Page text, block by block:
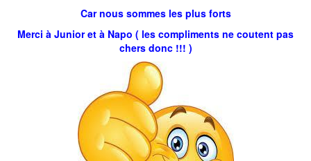
Car nous sommes les plus forts
Merci à Junior et à Napo ( les compliments ne coutent pas
chers donc !!! )